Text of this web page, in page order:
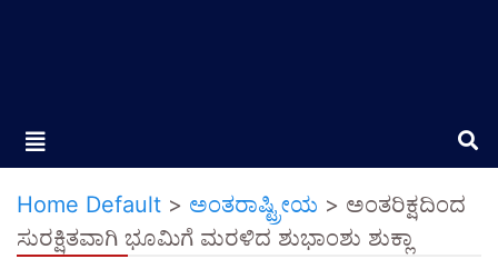
Home Default > ಅಂತರಾಷ್ಟ್ರೀಯ > ಅಂತರಿಕ್ಷದಿಂದ
ಸುರಕ್ಷಿತವಾಗಿ ಭೂಮಿಗೆ ಮರಳಿದ ಶುಭಾಂಶು ಶುಕ್ಲಾ